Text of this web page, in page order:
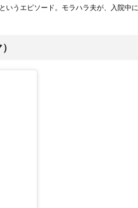
いうエピソード。モラハラ夫が、入院